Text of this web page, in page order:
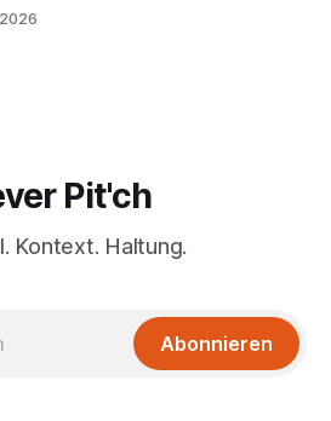
Pit'ch
Kontext. Haltung.
Abonnieren